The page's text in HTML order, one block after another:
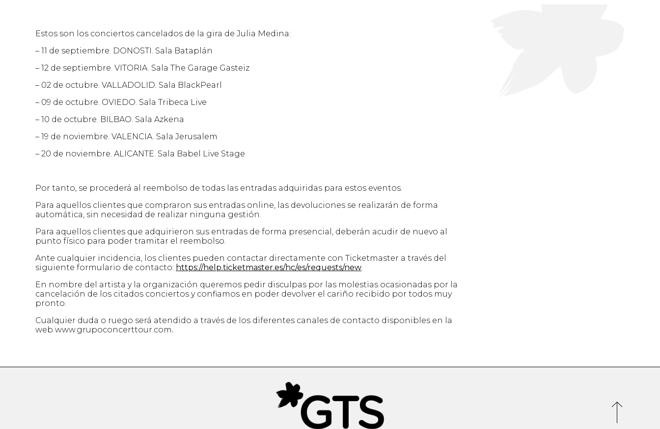
Estos son los conciertos cancelados de la gira de Julia Medina:
– 11 de septiembre. DONOSTI. Sala Bataplán
– 12 de septiembre. VITORIA. Sala The Garage Gasteiz
– 02 de octubre. VALLADOLID. Sala BlackPearl
– 09 de octubre. OVIEDO. Sala Tribeca Live
– 10 de octubre. BILBAO. Sala Azkena
– 19 de noviembre. VALENCIA. Sala Jerusalem
– 20 de noviembre. ALICANTE. Sala Babel Live Stage
Por tanto, se procederá al reembolso de todas las entradas adquiridas para estos eventos.
Para aquellos clientes que compraron sus entradas online, las devoluciones se realizarán de forma
automática, sin necesidad de realizar ninguna gestión.
Para aquellos clientes que adquirieron sus entradas de forma presencial, deberán acudir de nuevo al
punto físico para poder tramitar el reembolso.
Ante cualquier incidencia, los clientes pueden contactar directamente con Ticketmaster a través del
siguiente formulario de contacto: https://help.ticketmaster.es/hc/es/requests/new.
En nombre del artista y la organización queremos pedir disculpas por las molestias ocasionadas por la
cancelación de los citados conciertos y confiamos en poder devolver el cariño recibido por todos muy
pronto.
Cualquier duda o ruego será atendido a través de los diferentes canales de contacto disponibles en la
web www.grupoconcerttour.com.